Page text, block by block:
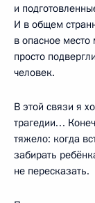
и
И в общем
в опасное место
просто
человек.
В этой связи я
трагедии…
тяжело: когда
забирать
не пересказать.